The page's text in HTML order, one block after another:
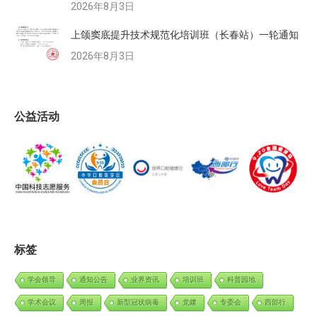
2026年8月3日
上颌窦底提升技术规范化培训班（长春站）一轮通知
2026年8月3日
公益活动
标签
学会领导 通知公告 业界资讯 培训班 科普园地
学术会议 周报 新型冠状病毒 党建 专委会 西部行